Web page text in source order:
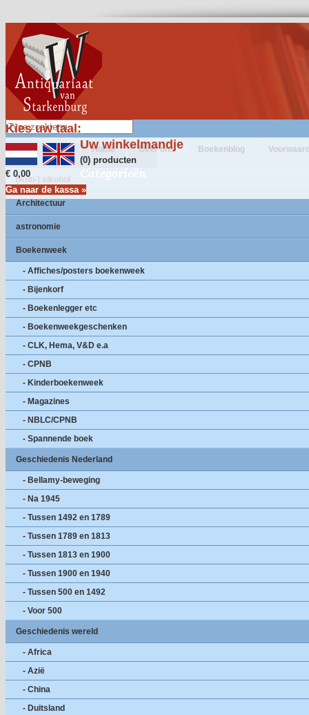
Kies uw taal:
Uw winkelmandje
(0) producten
€ 0,00
Ga naar de kassa »
Home Over ons Boekenblog
Categorieën
(Anti-) alkohol
Architectuur
astronomie
Boekenweek
- Affiches/posters boekenweek
- Bijenkorf
- Boekenlegger etc
- Boekenweekgeschenken
- CLK, Hema, V&D e.a
- CPNB
- Kinderboekenweek
- Magazines
- NBLC/CPNB
- Spannende boek
Geschiedenis Nederland
- Bellamy-beweging
- Na 1945
- Tussen 1492 en 1789
- Tussen 1789 en 1813
- Tussen 1813 en 1900
- Tussen 1900 en 1940
- Tussen 500 en 1492
- Voor 500
Geschiedenis wereld
- Africa
- Azië
- China
- Duitsland